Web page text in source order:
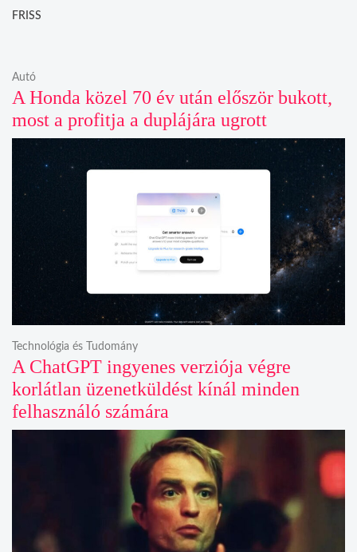
FRISS
A Honda közel 70 év után először bukott,
most a profitja a duplájára ugrott
Autó
A ChatGPT ingyenes verziója végre
korlátlan üzenetküldést kínál minden
felhasználó számára
Technológia és Tudomány